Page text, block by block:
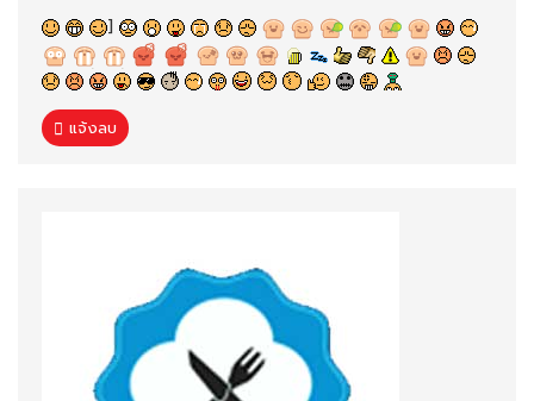
]
แจ้งลบ